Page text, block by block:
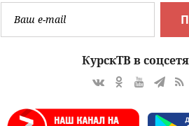
КурскТВ в